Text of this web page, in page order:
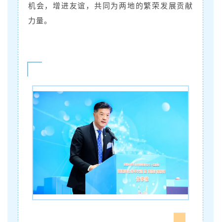
机会，增进友谊，共同为两地的繁荣发展贡献
力量。